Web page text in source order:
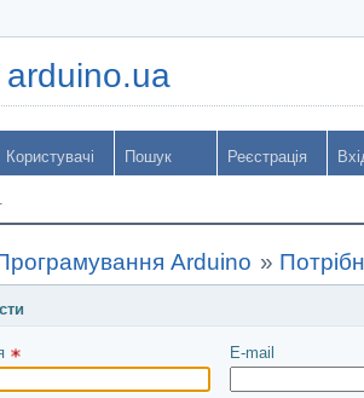
Користувачі Пошук Реєстрація
Arduino »
повідомлення і натисніть Надіслати
E-mail